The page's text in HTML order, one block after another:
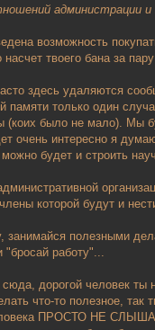
администрации и
возможность
насчет твоего бана за
здесь удаляются
памяти только один
(коих было не мало). Мы
очень интересно я
можно будет и строить
которой будут и
занимайся полезными
работу"...
дорогой человек ты
что-то полезное,
ПРОСТО НЕ